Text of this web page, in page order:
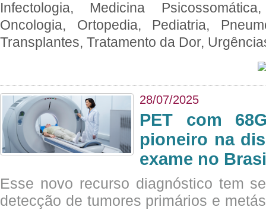
Infectologia, Medicina
Oncologia, Ortopedia, Pediatria,
Transplantes, Tratamento da Dor,
28/07/2025
PET com
pioneiro na
exame no
Esse novo recurso diagnóstico tem
detecção de tumores primários e